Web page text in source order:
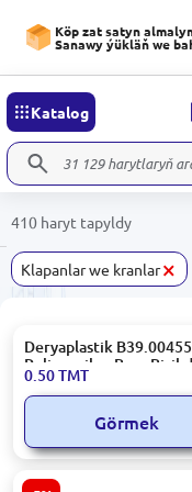
Köp zat satyn
Sanawy ýükläň we
Katalog
410 haryt tapyldy
Klapanlar we kranlar×
Deryaplastik
Polipropilen Burç
20mm 45°
0.50TMT
Görmek